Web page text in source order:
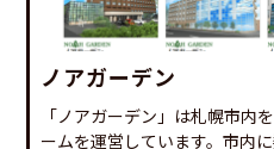
ノアガーデン
「ノアガーデン」は札幌市内
ームを運営しています。市内